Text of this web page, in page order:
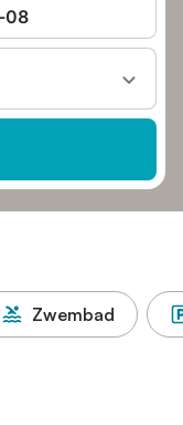
08
Zwembad